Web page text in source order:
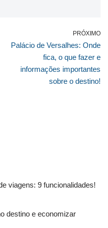
PRÓXIMO
Palácio de Versalhes: Onde
fica, o que fazer e
informações importantes
sobre o destino!
viagens: 9 funcionalidades!
destino e economizar